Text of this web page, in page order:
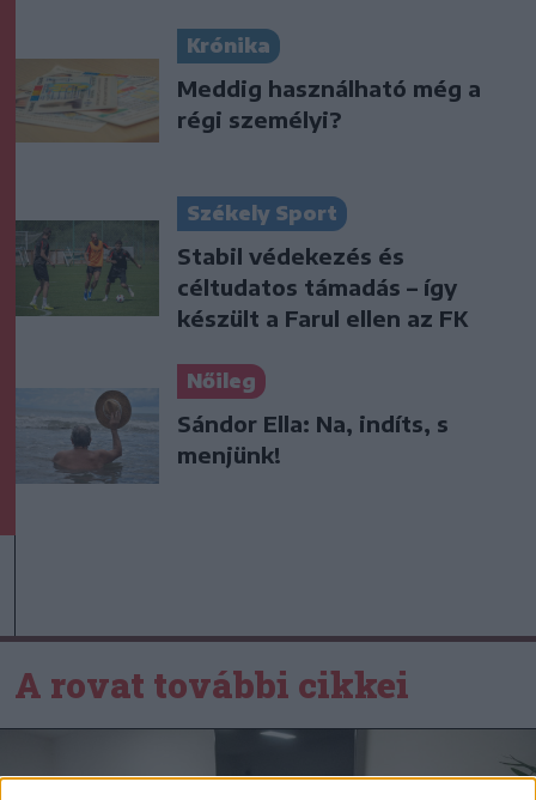
Krónika
Meddig használható még a
régi személyi?
Székely Sport
Stabil védekezés és
céltudatos támadás – így
készült a Farul ellen az FK
Nőileg
Sándor Ella: Na, indíts, s
menjünk!
A rovat további cikkei